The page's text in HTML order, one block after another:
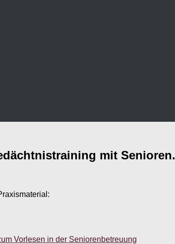
mit Senioren.
Vorlesen in der Seniorenbetreuung